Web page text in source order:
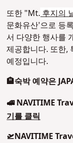
또한 "Mt.후지의
문화유산'으로 등
서 다양한 행사를
제공합니다. 또한,
예정입니다.
🏨숙박 예약은
🚅 NAVITIME
기를 클릭
🛫NAVITIME